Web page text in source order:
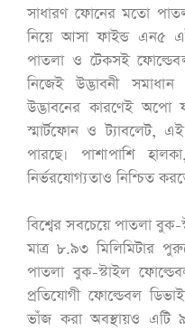
সাধারণ ফোনের মতো
নিয়ে আসা ফাইন্ড এন৫
পাতলা ও টেকসই
নিজেই উদ্ভাবনী
উদ্ভাবনের কারণেই অপো
স্মার্টফোন ও ট্যাবলেট,
পারছে। পাশাপাশি
নির্ভরযোগ্যতাও নিশ্চিত
বিশ্বের সবচেয়ে পাতলা বুক-
মাত্র ৮.৯৩ মিলিমিটার
পাতলা বুক-স্টাইল
প্রতিযোগী ফোল্ডেবল
ভাঁজ করা অবস্থায়ও এটি